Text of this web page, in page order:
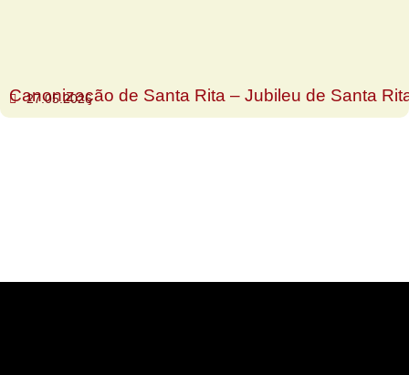
Canonização de Santa Rita – Jubileu de Santa
27.05.2026